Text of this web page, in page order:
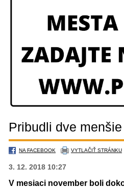
Pribudli dve
NA FACEBOOK VYTLAČIŤ STRÁNKU
3. 12. 2018 10:27
V mesiaci november boli